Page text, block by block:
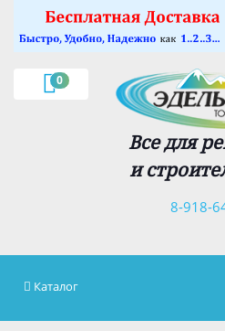
0
Все для
и
8-918-
Каталог